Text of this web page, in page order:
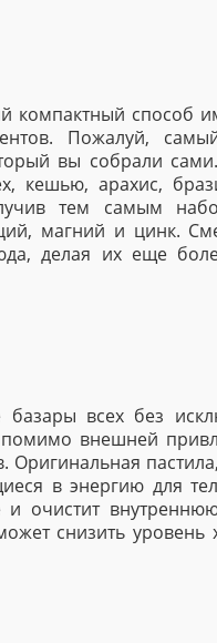
компактный способ
Пожалуй,
вы собрали
кешью, арахис,
тем самым
магний и цинк.
делая их еще
всех без
внешней
Оригинальная
в энергию для
очистит
снизить уровень